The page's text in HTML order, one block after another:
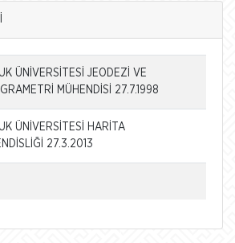
ÜNİVERSİTESİ JEODEZİ VE
MÜHENDİSİ 27.7.1998
ÜNİVERSİTESİ HARİTA
27.3.2013